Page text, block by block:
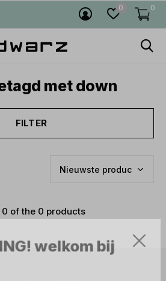
welkom bij
0 0
met down
FILTER
0 of the 0 products